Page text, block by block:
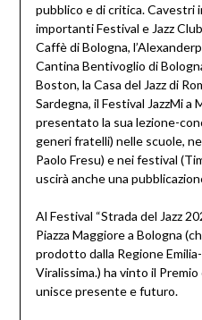
pubblico e di critica. Cavestri
importanti Festival e Jazz
Caffè di Bologna,
Cantina Bentivoglio di
Boston, la Casa del Jazz di
Sardegna, il Festival JazzMi a
presentato la sua lezione-
generi fratelli) nelle scuole,
Paolo Fresu) e nei festival
uscirà anche una
Al Festival “Strada del Jazz
Piazza Maggiore a Bologna
prodotto dalla Regione
Viralissima.) ha vinto il
unisce presente e futuro.